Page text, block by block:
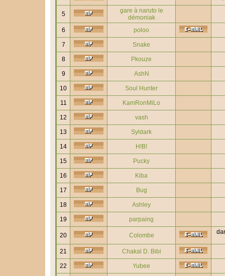
5
gare à naruto le
démoniak
6
poloo
7 Snake
8 Pkouze
9 AshN
10 Soul Hunter
11 KamRonMiLo
12 vash
13 Syldark
14 H!B!
15 Pucky
16 Kiba
17 Bug
18 Ashley
19 parpaing
20 Colombe
21 Chakal D. Bibi
22 Yubee